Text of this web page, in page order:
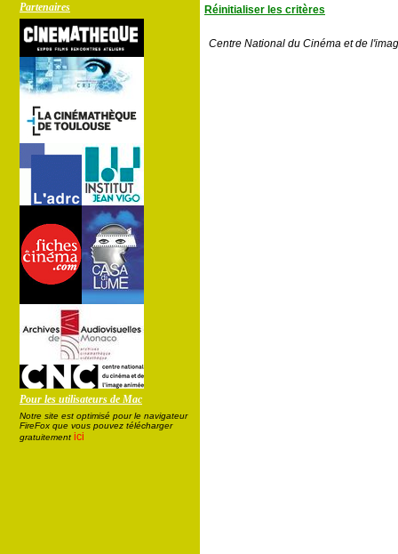
Partenaires
Pour les utilisateurs de Mac
Notre site est optimisé pour le navigateur
FireFox que vous pouvez télécharger
gratuitement ici
Réinitialiser les critères
Centre National du Cinéma et de